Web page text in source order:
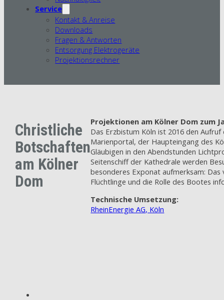
Service
Kontakt & Anreise
Downloads
Fragen & Antworten
Entsorgung Elektrogeräte
Projektionsrechner
Christliche
Botschaften
am Kölner
Dom
Projektionen am Kölner Dom zum
Das Erzbistum Köln ist 2016 den
Marienportal, der Haupteingang des
Gläubigen in den Abendstunden
Seitenschiff der Kathedrale werden
besonderes Exponat aufmerksam:
Flüchtlinge und die Rolle des Bootes
Technische Umsetzung:
RheinEnergie AG, Köln